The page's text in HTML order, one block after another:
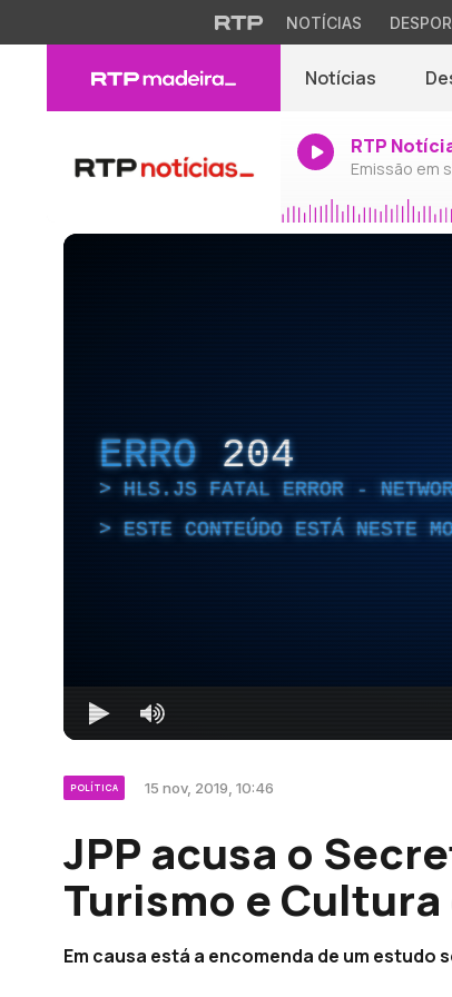
NOTÍCIAS
Notícias
RTP
Emissão em
ERRO 204
HLS.JS FATAL ERROR -
ESTE CONTEÚDO ESTÁ NESTE
POLÍTICA 15 nov, 2019, 10:46
JPP acusa o
Turismo e
Em causa está a encomenda de um estudo